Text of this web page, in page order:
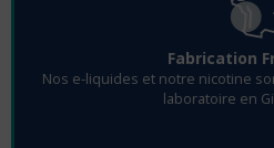
Fabrication
Nos e-liquides et notre nicotine
laboratoire en